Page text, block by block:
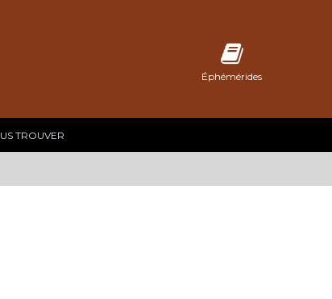
Éphémérides
TROUVER